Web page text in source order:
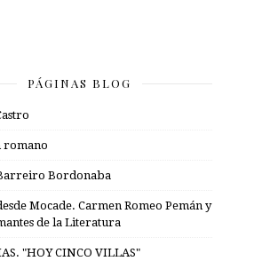
PÁGINAS BLOG
romano
Bordonaba
Mocade. Carmen Romeo Pemán y
de la Literatura
"HOY CINCO VILLAS"